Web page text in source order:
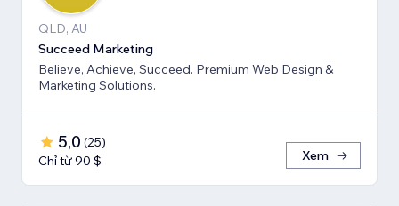
QLD, AU
Succeed Marketing
Believe, Achieve, Succeed. Premium Web Design &
Marketing Solutions.
5,0 (25)
Chỉ từ 90 $
Xem